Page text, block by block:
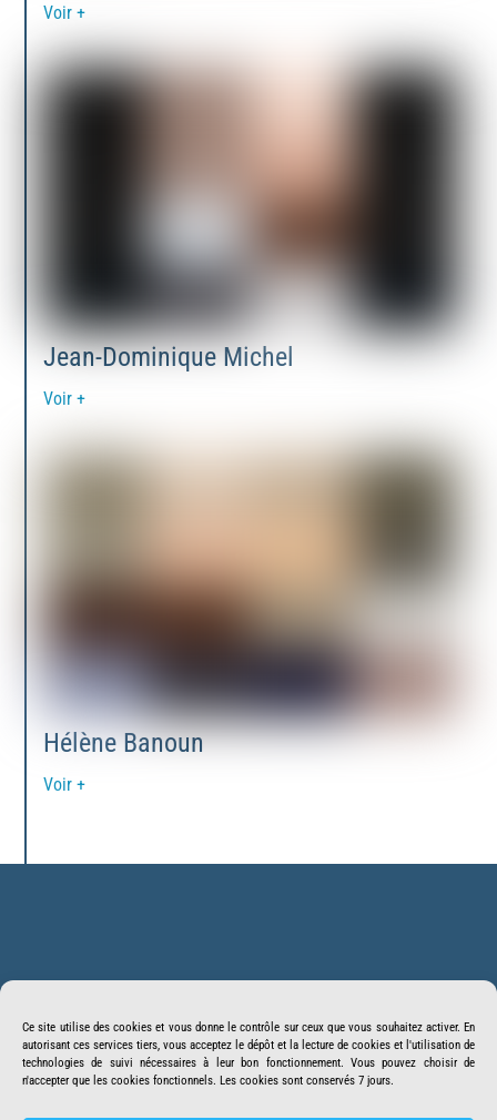
Ce site utilise des cookies et vous donne le contrôle sur ceux que vous souhaitez activer. En
autorisant ces services tiers, vous acceptez le dépôt et la lecture de cookies et l'utilisation de
technologies de suivi nécessaires à leur bon fonctionnement. Vous pouvez choisir de
n'accepter que les cookies fonctionnels. Les cookies sont conservés 7 jours.
Voir +
Jean-Dominique Michel
Voir +
Hélène Banoun
Voir +
To
Top
Suivez-nous Facebook Twitter
Youtube Telegram Crowdbunker